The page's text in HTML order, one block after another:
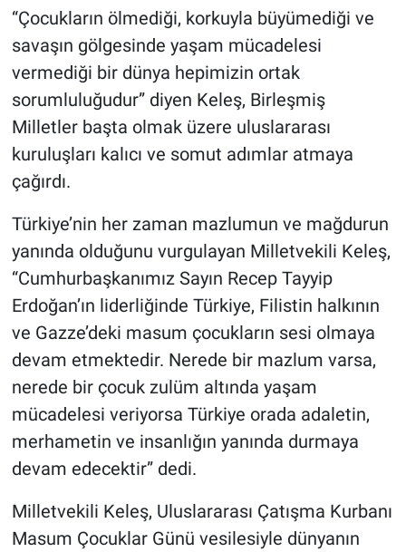
“Çocukların ölmediği, korkuyla büyümediği ve
savaşın gölgesinde yaşam mücadelesi
vermediği bir dünya hepimizin ortak
sorumluluğudur” diyen Keleş, Birleşmiş
Milletler başta olmak üzere uluslararası
kuruluşları kalıcı ve somut adımlar atmaya
çağırdı.
Türkiye’nin her zaman mazlumun ve mağdurun
yanında olduğunu vurgulayan Milletvekili Keleş,
“Cumhurbaşkanımız Sayın Recep Tayyip
Erdoğan’ın liderliğinde Türkiye, Filistin halkının
ve Gazze’deki masum çocukların sesi olmaya
devam etmektedir. Nerede bir mazlum varsa,
nerede bir çocuk zulüm altında yaşam
mücadelesi veriyorsa Türkiye orada adaletin,
merhametin ve insanlığın yanında durmaya
devam edecektir” dedi.
Milletvekili Keleş, Uluslararası Çatışma Kurbanı
Masum Çocuklar Günü vesilesiyle dünyanın